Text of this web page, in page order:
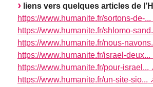
liens vers quelques articles de
https://www.humanite.fr/sortons-de-...
https://www.humanite.fr/shlomo-
https://www.humanite.fr/nous-
https://www.humanite.fr/israel-deux...
https://www.humanite.fr/pour-israel...
https://www.humanite.fr/un-site-sio...